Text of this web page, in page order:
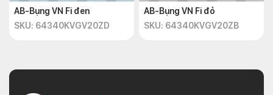
AB-Bụng VN Fi đen
SKU: 64340KVGV20ZD
AB-Bụng VN Fi đỏ
SKU: 64340KVGV20ZB